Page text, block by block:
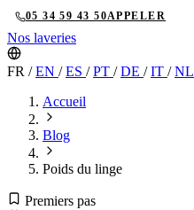
05 34 59 43 50APPELER
Nos laveries
FR /EN /ES /PT /DE /IT /NL
Accueil
Blog
Poids du linge
Premiers pas